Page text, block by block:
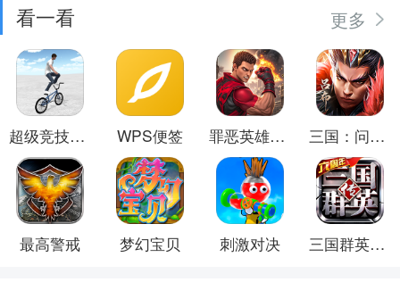
看一看 更多
超级竞技世界 WPS便签 罪恶英雄都市 三国：问鼎山河
最高警戒 梦幻宝贝 刺激对决 三国群英传-争霸